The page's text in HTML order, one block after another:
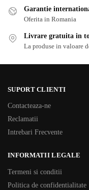
Garantie
Oferita in Romania
Livrare gratuita in
La produse in valoare
SUPORT CLIENTI
Contacteaza-ne
Reclamatii
Intrebari Frecvente
INFORMATII LEGALE
Termeni si conditii
Politica de confidentialitate